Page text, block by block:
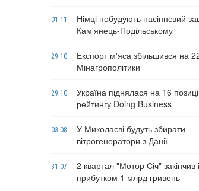
01.11
Німці побудують насіннєвий
Кам'янець-Подільському
29.10
Експорт м'яса збільшився на
Мінагрополітики
29.10
Україна піднялася на 16
рейтингу Doing Business
03.08
У Миколаєві будуть збирати
вітрогенератори з Данії
31.07
2 квартал "Мотор Січ" закінчив
прибутком 1 млрд гривень